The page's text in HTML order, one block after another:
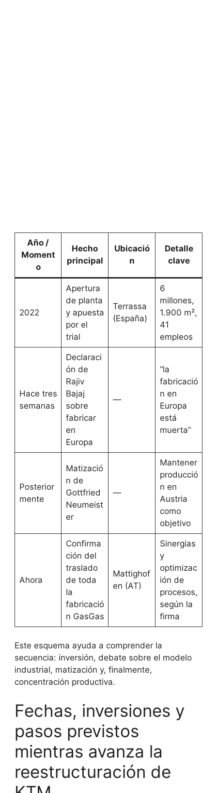
Año /
Moment
o
Hecho
principal
Ubicació
n
Detalle
clave
2022
Apertura
de planta
y apuesta
por el
trial
Terrassa
(España)
6
millones,
1.900 m²,
41
empleos
Hace tres
semanas
Declaraci
ón de
Rajiv
Bajaj
sobre
fabricar
en
Europa
—
“la
fabricació
n en
Europa
está
muerta”
Posterior
mente
Matizació
n de
Gottfried
Neumeist
er
—
Mantener
producció
n en
Austria
como
objetivo
Ahora
Confirma
ción del
traslado
de toda
la
fabricació
n GasGas
Mattighof
en (AT)
Sinergias
y
optimizac
ión de
procesos,
según la
firma
Este esquema ayuda a comprender la
secuencia: inversión, debate sobre el modelo
industrial, matización y, finalmente,
concentración productiva.
Fechas, inversiones y
pasos previstos
mientras avanza la
reestructuración de